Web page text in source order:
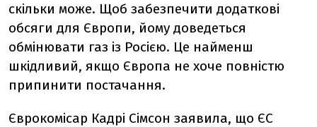
скільки може. Щоб забезпечити додаткові
обсяги для Європи, йому доведеться
обмінювати газ із Росією. Це найменш
шкідливий, якщо Європа не хоче повністю
припинити постачання.
Єврокомісар Кадрі Сімсон заявила, що ЄС